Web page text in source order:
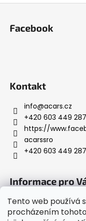
Tento web používá
procházením
Facebook
Kontakt
info@acars.cz
+420 603 449 287
https://
acarssro
+420 603 449 287
Informace pro
Napište nám
Obchodní podmínky